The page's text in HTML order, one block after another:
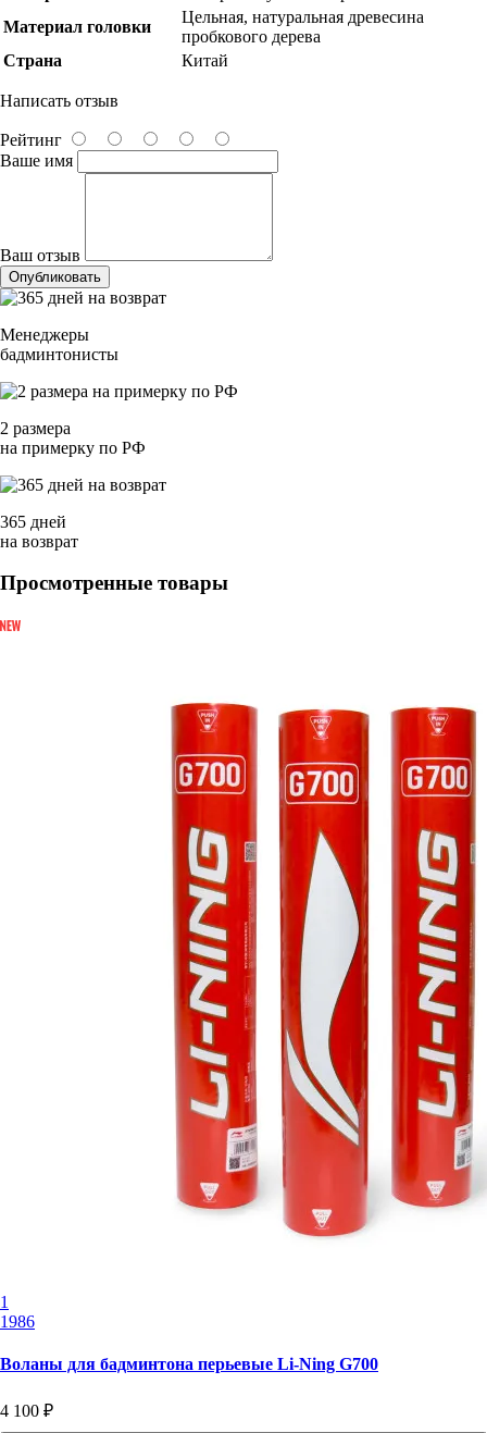
Материал головки
Цельная, натуральная древесина
пробкового дерева
Страна
Китай
Написать отзыв
Рейтинг
Ваше имя
Ваш отзыв
Опубликовать
Менеджеры
бадминтонисты
2 размера
на примерку по РФ
365 дней
на возврат
Просмотренные товары
1
1986
Воланы для бадминтона перьевые Li-Ning G700
4 100 ₽